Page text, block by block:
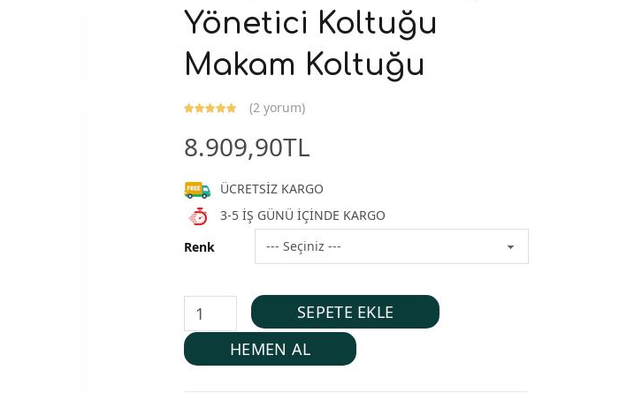
Yönetici Koltuğu
Makam Koltuğu
(2 yorum)
8.909,90TL
ÜCRETSİZ KARGO
3-5 İŞ GÜNÜ İÇİNDE KARGO
Renk
SEPETE EKLE
HEMEN AL